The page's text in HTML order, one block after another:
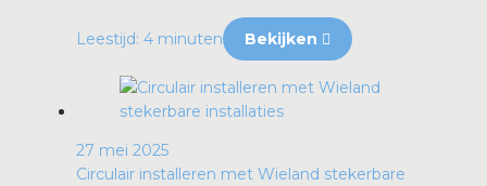
Leestijd: 4 minuten Bekijken
27 mei 2025
Circulair installeren met Wieland stekerbare